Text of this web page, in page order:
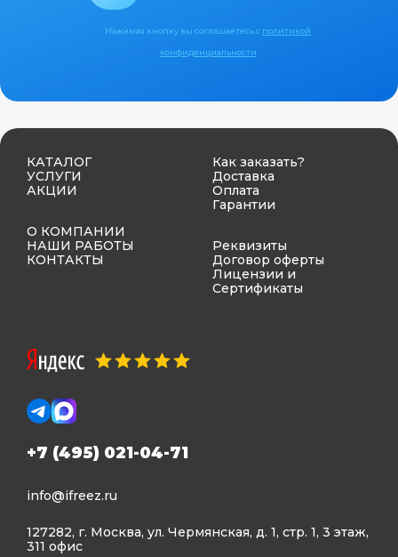
Нажимая кнопку вы соглашаетесь с политикой
конфиденциальности
КАТАЛОГ
УСЛУГИ
АКЦИИ
О КОМПАНИИ
НАШИ РАБОТЫ
КОНТАКТЫ
Как заказать?
Доставка
Оплата
Гарантии
Реквизиты
Договор оферты
Лицензии и
Сертификаты
+7 (495) 021-04-71
info@ifreez.ru
127282, г. Москва, ул. Чермянская, д. 1, стр. 1, 3 этаж,
311 офис